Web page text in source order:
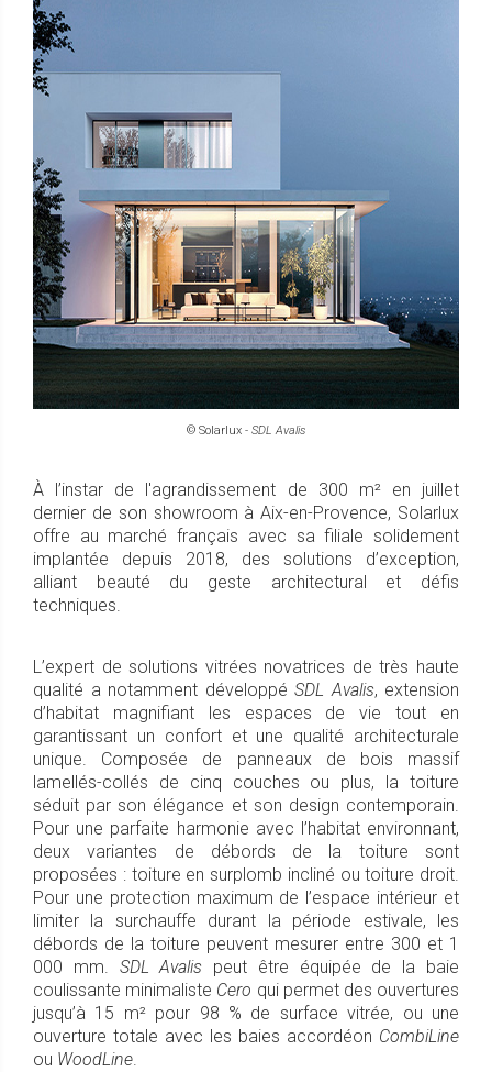
© Solarlux - SDL Avalis
À l’instar de l'agrandissement de 300 m² en juillet
dernier de son showroom à Aix-en-Provence, Solarlux
offre au marché français avec sa filiale solidement
implantée depuis 2018, des solutions d’exception,
alliant beauté du geste architectural et défis
techniques.
L’expert de solutions vitrées novatrices de très haute
qualité a notamment développé SDL Avalis, extension
d’habitat magnifiant les espaces de vie tout en
garantissant un confort et une qualité architecturale
unique. Composée de panneaux de bois massif
lamellés-collés de cinq couches ou plus, la toiture
séduit par son élégance et son design contemporain.
Pour une parfaite harmonie avec l’habitat environnant,
deux variantes de débords de la toiture sont
proposées : toiture en surplomb incliné ou toiture droit.
Pour une protection maximum de l’espace intérieur et
limiter la surchauffe durant la période estivale, les
débords de la toiture peuvent mesurer entre 300 et 1
000 mm. SDL Avalis peut être équipée de la baie
coulissante minimaliste Cero qui permet des ouvertures
jusqu’à 15 m² pour 98 % de surface vitrée, ou une
ouverture totale avec les baies accordéon CombiLine
ou WoodLine.